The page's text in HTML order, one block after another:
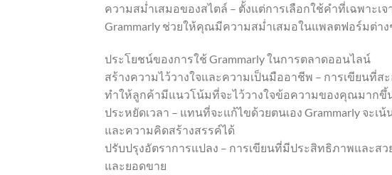
ความสม่ำเสมอของสไตล์ – ตั้งแต่การเลือกใช้คำที่เฉพาะ
Grammarly ช่วยให้คุณมีความสม่ำเสมอในแพลตฟอร์มต่าง
ประโยชน์ของการใช้ Grammarly ในการตลาดออนไลน์
สร้างความไว้วางใจและความเป็นมืออาชีพ – การเขียน
ทำให้ลูกค้ามีแนวโน้มที่จะไว้วางใจข้อความของคุณมากขึ้
ประหยัดเวลา – แทนที่จะแก้ไขด้วยตนเอง Grammarly จะ
และความคิดสร้างสรรค์ได้
ปรับปรุงอัตราการแปลง – การเขียนที่มีประสิทธิภาพและ
และยอดขาย